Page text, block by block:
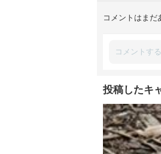
コメントはまだ
投稿したキ